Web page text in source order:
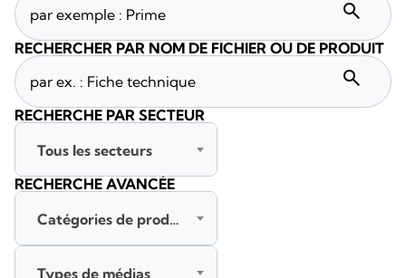
search
RECHERCHER PAR NOM DE FICHIER OU DE PRODUIT
search
RECHERCHE PAR SECTEUR
Tous les secteurs
RECHERCHE AVANCÉE
Catégories de produits
Types de médias